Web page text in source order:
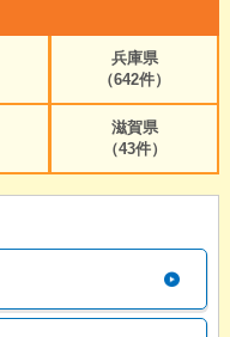
兵庫県
（642件）
滋賀県
（43件）